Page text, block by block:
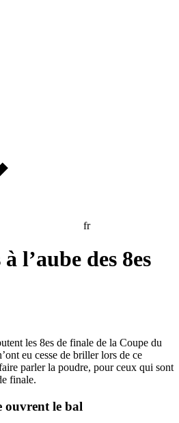
fr
l’aube des 8es
les 8es de finale de la Coupe du
eu cesse de briller lors de ce
parler la poudre, pour ceux qui sont
finale.
ouvrent le bal